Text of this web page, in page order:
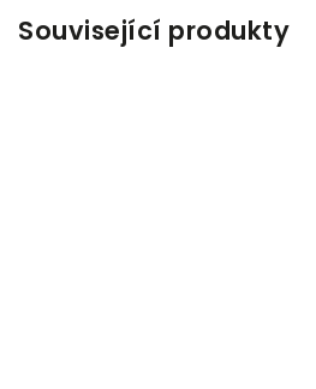
Související produkty